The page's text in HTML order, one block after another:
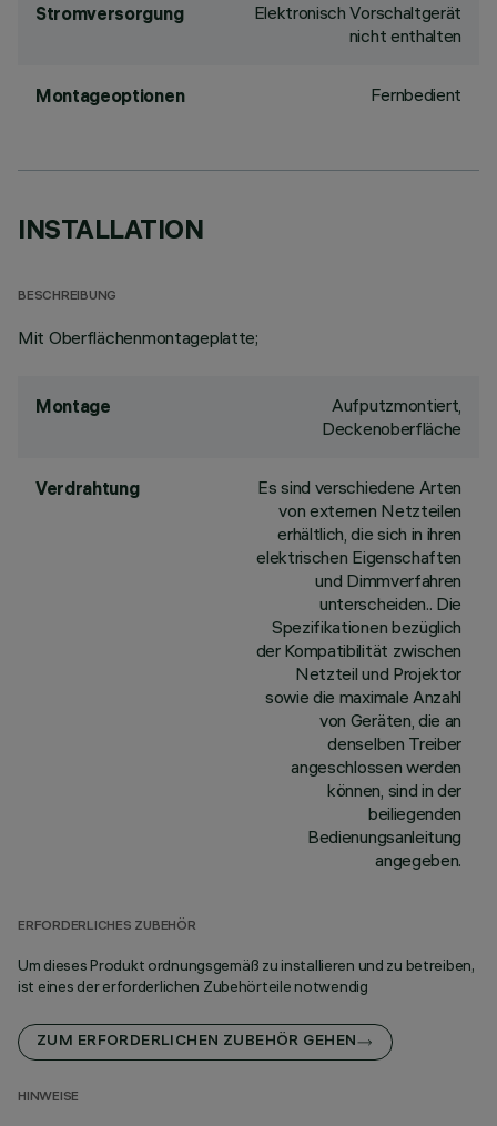
Stromversorgung
Elektronisch Vorschaltgerät
nicht enthalten
Montageoptionen Fernbedient
INSTALLATION
BESCHREIBUNG
Mit Oberflächenmontageplatte;
Montage
Aufputzmontiert,
Deckenoberfläche
Verdrahtung
Es sind verschiedene Arten
von externen Netzteilen
erhältlich, die sich in ihren
elektrischen Eigenschaften
und Dimmverfahren
unterscheiden.. Die
Spezifikationen bezüglich
der Kompatibilität zwischen
Netzteil und Projektor
sowie die maximale Anzahl
von Geräten, die an
denselben Treiber
angeschlossen werden
können, sind in der
beiliegenden
Bedienungsanleitung
angegeben.
ERFORDERLICHES ZUBEHÖR
Um dieses Produkt ordnungsgemäß zu installieren und zu betreiben,
ist eines der erforderlichen Zubehörteile notwendig
ZUM ERFORDERLICHEN ZUBEHÖR GEHEN
HINWEISE